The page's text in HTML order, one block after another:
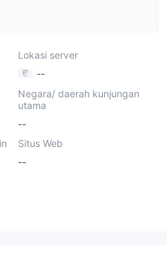
Lokasi server
--
Negara/ daerah kunjungan
utama
--
Situs Web
--